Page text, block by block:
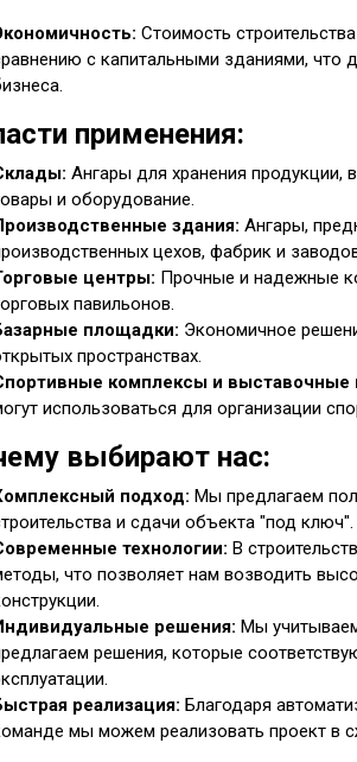
Стоимость
с капитальными зданиями, что
применения:
Ангары для хранения
и оборудование.
здания: Ангары,
цехов, фабрик и
центры: Прочные и надежные
павильонов.
площадки: Экономичное
пространствах.
комплексы и выставочные
использоваться для организации
выбирают нас:
подход: Мы предлагаем
и сдачи объекта "под ключ".
технологии: В
что позволяет нам возводить
решения: Мы
решения, которые
реализация: Благодаря
мы можем реализовать проект в